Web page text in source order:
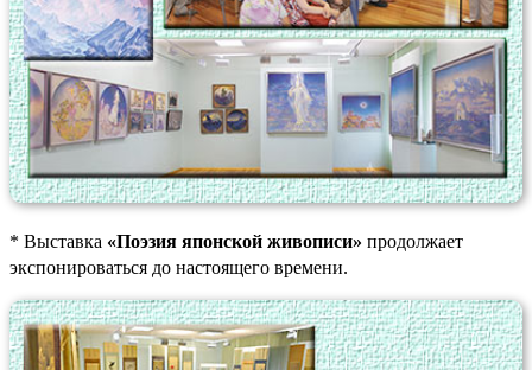
* Выставка «Поэзия японской живописи» продолжает
экспонироваться до настоящего времени.